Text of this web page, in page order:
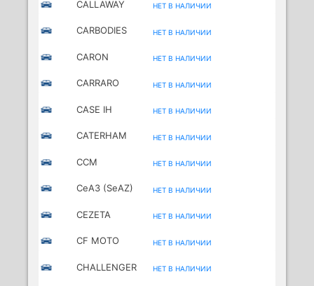
CALLAWAY НЕТ В НАЛИЧИИ
CARBODIES НЕТ В НАЛИЧИИ
CARON НЕТ В НАЛИЧИИ
CARRARO НЕТ В НАЛИЧИИ
CASE IH НЕТ В НАЛИЧИИ
CATERHAM НЕТ В НАЛИЧИИ
CCM
НЕТ В НАЛИЧИИ
CeA3 (SeAZ) НЕТ В НАЛИЧИИ
CEZETA
НЕТ В НАЛИЧИИ
CF MOTO
НЕТ В НАЛИЧИИ
CHALLENGER НЕТ В НАЛИЧИИ